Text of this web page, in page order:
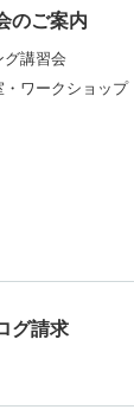
のご案内
グ講習会
・ワークショップ
グ請求